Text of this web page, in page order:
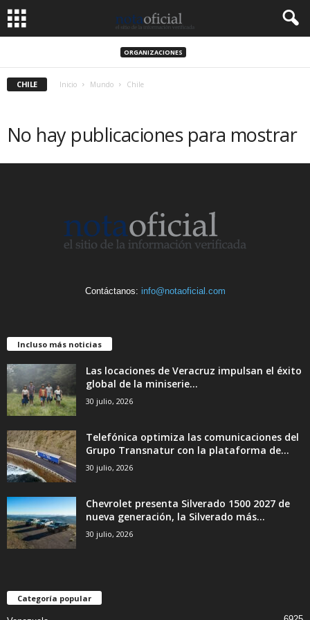
ORGANIZACIONES
CHILE Inicio Mundo Chile
No hay publicaciones para mostrar
Contáctanos: info@notaoficial.com
Incluso más noticias
Las locaciones de Veracruz impulsan el éxito
global de la miniserie...
30 julio, 2026
Telefónica optimiza las comunicaciones del
Grupo Transnatur con la plataforma de...
30 julio, 2026
Chevrolet presenta Silverado 1500 2027 de
nueva generación, la Silverado más...
30 julio, 2026
Categoría popular